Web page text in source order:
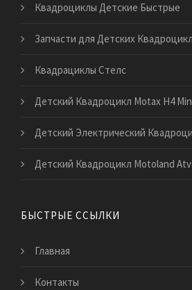
Квадроциклы Детские Быстрые
Запчасти для Детских
Квадрациклы Стелс
Детский Квадроцикл Motax H4
Детский Электрический
Детский Квадроцикл Motoland Atv
БЫСТРЫЕ ССЫЛКИ
Главная
Контакты